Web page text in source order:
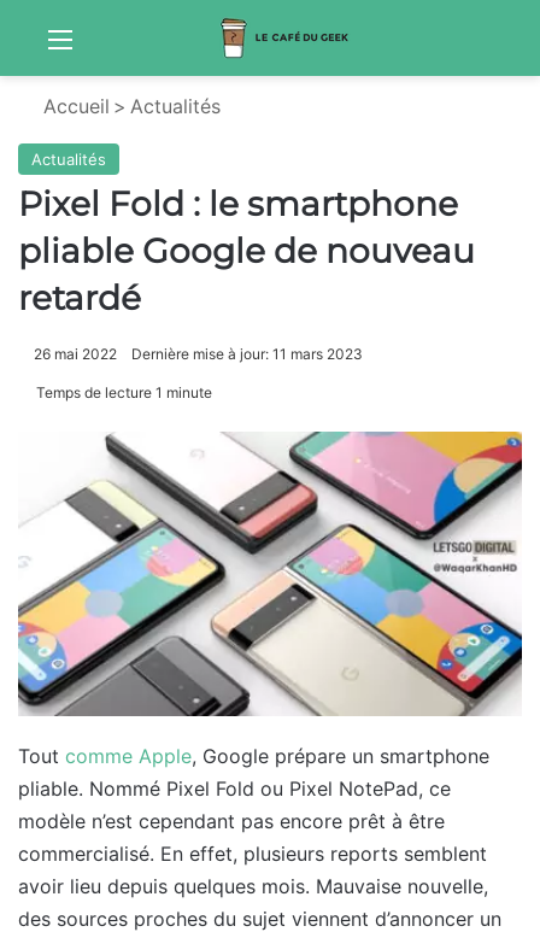
Menu
Accueil > Actualités
Actualités
Pixel Fold : le smartphone
pliable Google de nouveau
retardé
26 mai 2022 Dernière mise à jour: 11 mars 2023
Temps de lecture 1 minute
Tout comme Apple, Google prépare un smartphone
pliable. Nommé Pixel Fold ou Pixel NotePad, ce
modèle n’est cependant pas encore prêt à être
commercialisé. En effet, plusieurs reports semblent
avoir lieu depuis quelques mois. Mauvaise nouvelle,
des sources proches du sujet viennent d’annoncer un